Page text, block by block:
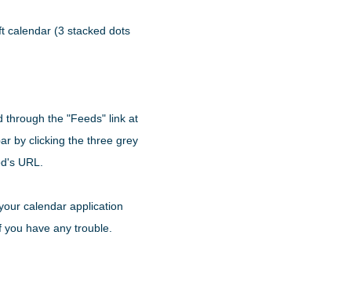
calendar (3 stacked dots
through the "Feeds" link at
by clicking the three grey
URL.
calendar application
have any trouble.